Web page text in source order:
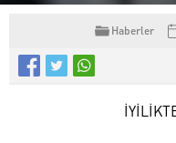
Haberler